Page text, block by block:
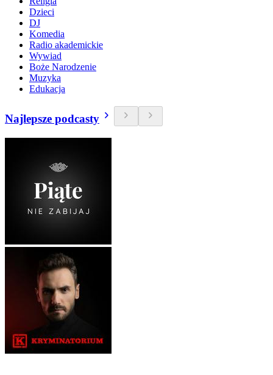
Dzieci
DJ
Komedia
Radio akademickie
Wywiad
Boże Narodzenie
Muzyka
Edukacja
Najlepsze podcasty